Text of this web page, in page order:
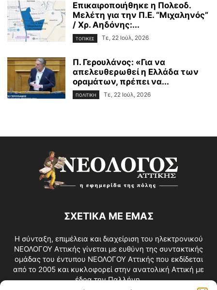
Επικαιροποιήθηκε η Πολεοδ.
Μελέτη για την Π.Ε. “Μιχαληνός”
/ Χρ. Αηδόνης:...
ΤΟΠΙΚΕΣ Τε, 22 Ιούλ, 2026
Π. Γερουλάνος: «Για να
απελευθερωθεί η Ελλάδα των
οραμάτων, πρέπει να...
ΠΟΛΙΤΙΚΗ Τε, 22 Ιούλ, 2026
ΣΧΕΤΙΚΑ ΜΕ ΕΜΑΣ
Η σύνταξη, επιμέλεια και διαχείριση του ηλεκτρονικού
ΝΕΟΛΟΓΟΥ Αττικής γίνεται με ευθύνη της συντακτικής
ομάδας του έντυπου ΝΕΟΛΟΓΟΥ Αττικής που εκδίδεται
από το 2005 και κυκλοφορεί στην ανατολική Αττική με
έδρα την Παλλήνη.